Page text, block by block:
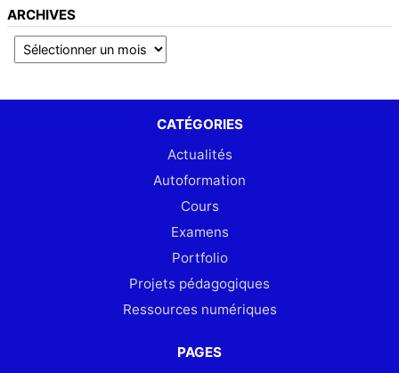
ARCHIVES
CATÉGORIES
Actualités
Autoformation
Cours
Examens
Portfolio
Projets pédagogiques
Ressources numériques
PAGES